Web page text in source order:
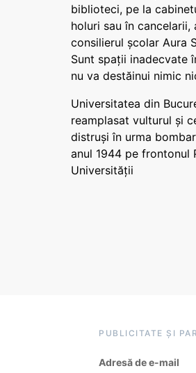
biblioteci, pe la
holuri sau în cancelarii,
consilierul școlar Aura
Sunt spații inadecvate
nu va destăinui nimic
Universitatea din
reamplasat vulturul și
distruși în urma
anul 1944 pe frontonul
Universității
PUBLICITATE ȘI
Adresă de e-mail